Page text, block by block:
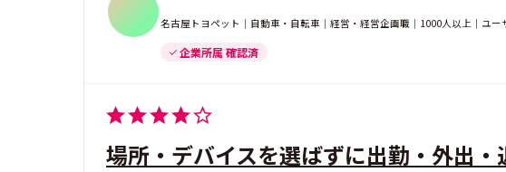
名古屋トヨペット｜自動車・自転車｜経営・経営企画職｜1000人以上｜ユー
企業所属 確認済
場所・デバイスを選ばずに出勤・外出・